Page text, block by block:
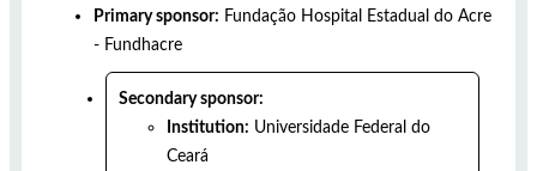
Primary sponsor: Fundação Hospital Estadual do Acre
- Fundhacre
Secondary sponsor:
Institution: Universidade Federal do
Ceará